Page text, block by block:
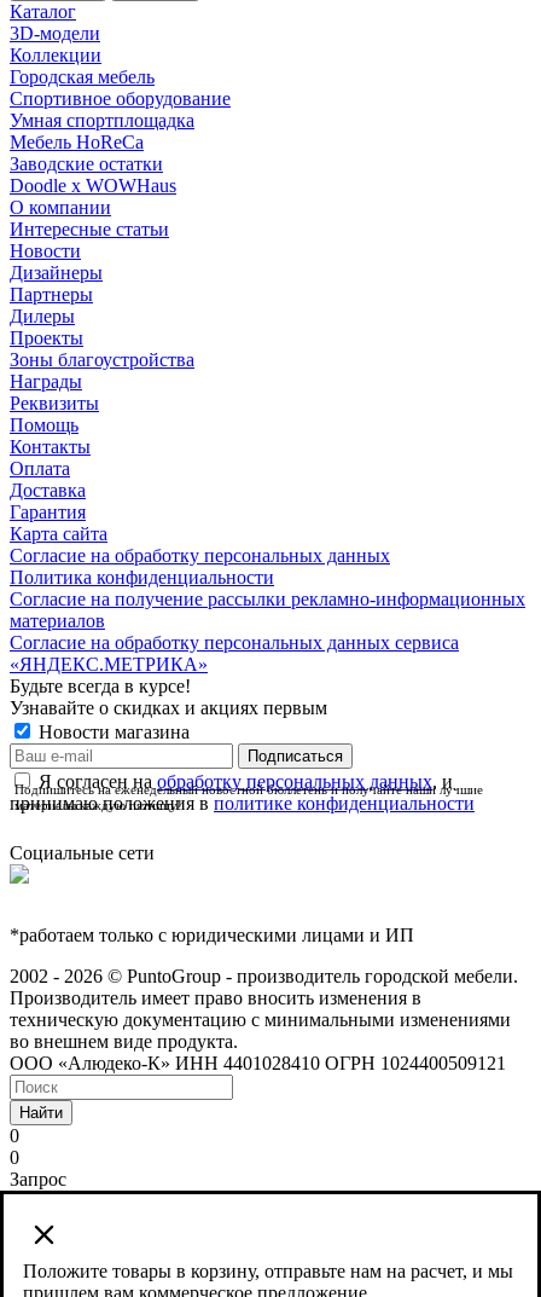
Каталог
3D-модели
Коллекции
Городская мебель
Спортивное оборудование
Умная спортплощадка
Мебель HoReCa
Заводские остатки
Doodle x WOWHaus
О компании
Интересные статьи
Новости
Дизайнеры
Партнеры
Дилеры
Проекты
Зоны благоустройства
Награды
Реквизиты
Помощь
Контакты
Оплата
Доставка
Гарантия
Карта сайта
Согласие на обработку персональных данных
Политика конфиденциальности
Согласие на получение рассылки рекламно-информационных
материалов
Согласие на обработку персональных данных сервиса
«ЯНДЕКС.МЕТРИКА»
Будьте всегда в курсе!
Узнавайте о скидках и акциях первым
Новости магазина
Я согласен на обработку персональных данных, и
принимаю положения в политике конфиденциальности
Подпишитесь на еженедельный новостной бюллетень и получайте наши лучшие
материалы каждую пятницу!
Социальные сети
*работаем только с юридическими лицами и ИП
2002 - 2026 © PuntoGroup - производитель городской мебели.
Производитель имеет право вносить изменения в
техническую документацию с минимальными изменениями
во внешнем виде продукта.
ООО «Алюдеко-К» ИНН 4401028410 ОГРН 1024400509121
Найти
0
0
Запрос
Положите товары в корзину, отправьте нам на расчет, и мы
Сайт использует cookies и сервис веб-аналитики Яндекс
Метрика, предоставляемый компанией ООО «ЯНДЕКС»,
119021, Россия, Москва, ул. Л. Толстого, 16.